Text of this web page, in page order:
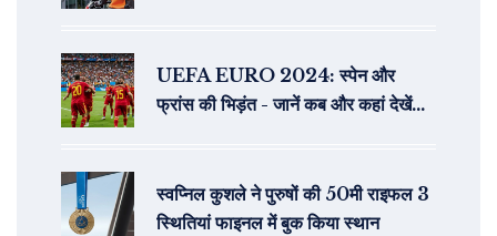
UEFA EURO 2024: स्पेन और
फ्रांस की भिड़ंत - जानें कब और कहां देखें
स्वप्निल कुशले ने पुरुषों की 50मी राइफल 3
स्थितियां फाइनल में बुक किया स्थान